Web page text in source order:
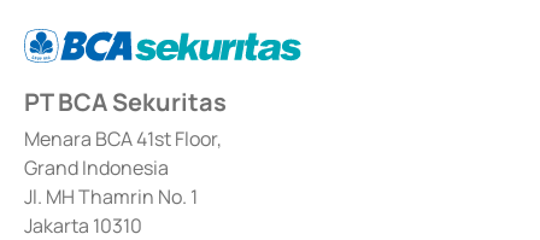
berdasarkan surat keputusan Otoritas Jasa Keuangan Nomor S-
67/PM.21/2017 tanggal 3 Februari 2017, dan beberapa izin usaha lainnya
Sertifikat Deposito di Pasar Uang yang izinnya diterbitkan pada tahun 2017
dan izin usaha lainnya dari Bank Indonesia sebagai Lembaga Pendukung
Penerbitan, Transaksi, serta Penatausahaan dan Penyelesaian Transaksi
Surat Berharga Komersial yang izinnya diterbitkan pada tahun 2018.
PT BCA Sekuritas
Menara BCA 41st Floor,
Grand Indonesia
Jl. MH Thamrin No. 1
Jakarta 10310